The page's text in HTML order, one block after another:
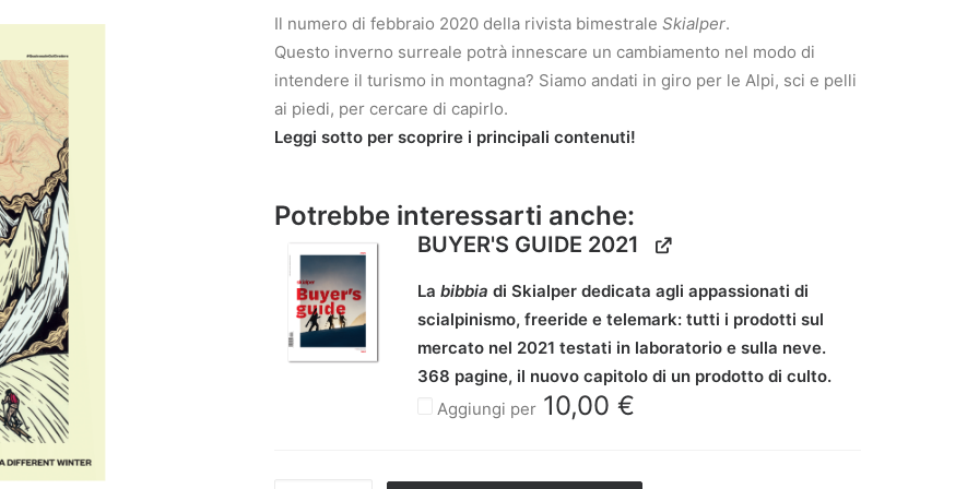
Il numero di febbraio 2020 della rivista bimestrale Skialper.
Questo inverno surreale potrà innescare un cambiamento nel modo di
intendere il turismo in montagna? Siamo andati in giro per le Alpi, sci e pelli
ai piedi, per cercare di capirlo.
Leggi sotto per scoprire i principali contenuti!
Potrebbe interessarti anche:
BUYER'S GUIDE 2021
Labibbia di Skialper dedicata agli appassionati di
scialpinismo, freeride e telemark: tutti i prodotti sul
mercato nel 2021 testati in laboratorio e sulla neve.
368 pagine, il nuovo capitolo di un prodotto di culto.
Aggiungi per 10,00 €